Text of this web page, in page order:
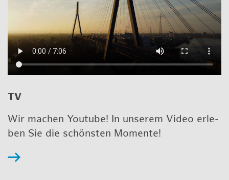
TV
Wir ma­chen Youtube! In un­se­rem Video er­le­
ben Sie die schöns­ten Mo­men­te!